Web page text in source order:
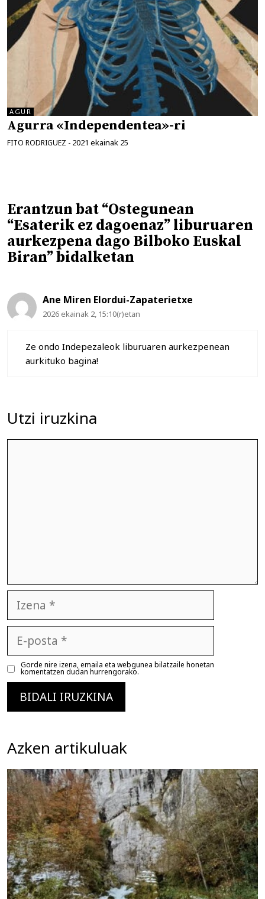
AGUR
Agurra «Independentea»-ri
FITO RODRIGUEZ - 2021 ekainak 25
Erantzun bat “Ostegunean
“Esaterik ez dagoenaz” liburuaren
aurkezpena dago Bilboko Euskal
Biran” bidalketan
Ane Miren Elordui-Zapaterietxe
2026 ekainak 2, 15:10(r)etan
Ze ondo Indepezaleok liburuaren aurkezpenean
aurkituko bagina!
Utzi iruzkina
posta
Gorde nire izena, emaila eta webgunea bilatzaile honetan
komentatzen dudan hurrengorako.
Azken artikuluak